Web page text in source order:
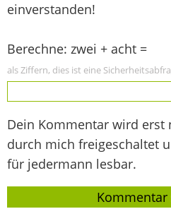
einverstanden!
Berechne: zwei + acht =
als Ziffern, dies ist eine
Dein Kommentar wird erst
durch mich freigeschaltet
für jedermann lesbar.